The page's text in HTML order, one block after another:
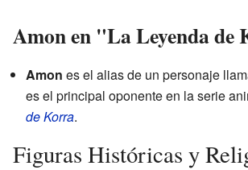
Amon en "La Leyenda de
Amon es el alias de un personaje
es el principal oponente en la serie
de Korra.
Figuras Históricas y